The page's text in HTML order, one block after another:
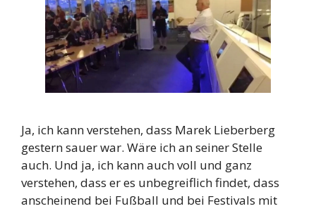
Ja, ich kann verstehen, dass Marek Lieberberg
gestern sauer war. Wäre ich an seiner Stelle
auch. Und ja, ich kann auch voll und ganz
verstehen, dass er es unbegreiflich findet, dass
anscheinend bei Fußball und bei Festivals mit